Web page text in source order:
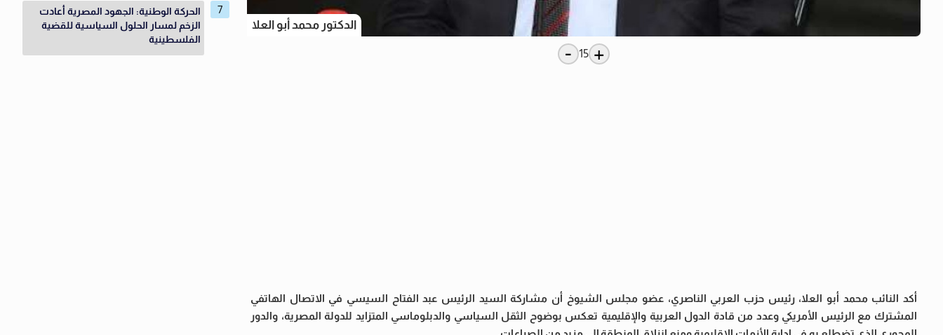
الدكتور محمد أبو العلا
+
15
-
أكد النائب محمد أبو العلا، رئيس حزب العربي الناصري، عضو مجلس الشيوخ أن مشاركة السيد الرئيس عبد الفتاح السيسي في الاتصال الهاتفي
المشترك مع الرئيس الأمريكي وعدد من قادة الدول العربية والإقليمية تعكس بوضوح الثقل السياسي والدبلوماسي المتزايد للدولة المصرية، والدور
الحركة الوطنية: الجهود المصرية أعادت
الزخم لمسار الحلول السياسية للقضية
الفلسطينية